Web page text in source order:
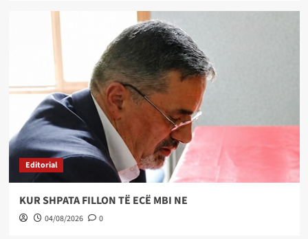
Editorial
KUR SHPATA FILLON TË ECË MBI NE
04/08/2026 0